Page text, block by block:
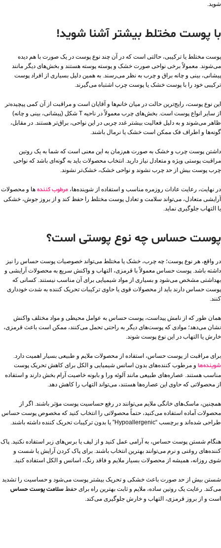
شوید.
با پوست مختلط بیشتر آشنا شوید!
پوست مختلط یا ترکیبی، حالتی است که در آن چند نوع پوست در یک صورت با هم دیده
می‌شوند. معمولاً برخی نواحی صورت خشک و پوسته‌ پوسته هستند و بخش‌های دیگر مانند
پیشانی، بینی و چانه براق و چرب به نظر می‌رسند. به همین دلیل بسیاری از افراد پوست
ترکیبی خود را با پوست خشک یا پوست چرب اشتباه می‌گیرند.
این نوع پوست، رایج‌ترین حالت در میان خانم‌ها و آقایان است و مراقبت از آن کمی پیچیده‌تر
از سایر انواع پوست است. بخش‌های چرب معمولاً در ناحیه T شکل (پیشانی، بینی و چانه)
ظاهر می‌شوند و به دلیل فعالیت بیشتر غدد چربی در این نواحی، براق‌تر هستند. در مقابل،
گونه‌ها و اطراف فک ممکن است خشک یا نرمال باشند.
داشتن پوست چرب و خشک به صورت هم‌زمان به این معنی است که شما به یک روتین
مراقبت پوستی ویژه و متعادل نیاز دارید. انتخاب محصولات باید به گونه‌ای باشد که نواحی
چرب پوست بیش از حد چرب نشوند و نواحی خشک، خشک‌تر نشوند.
در نهایت، رعایت عادات روزمره مناسب و استفاده از شوینده‌ها، مرطوب‌ کننده‌ ها و محصولات
آرایشی متعادل، می‌تواند سلامت و تعادل پوست مختلط را حفظ کند و از بروز جوش، خشکی
یا التهاب جلوگیری نماید.
پوست حساس چه نوع پوستی است؟
در واقع، هر نوع پوست؛ چه چرب، خشک یا مختلط می‌تواند خصوصیات پوست حساس را نیز
داشته باشد. پوست حساس معمولاً با قرمزی، التهاب و واکنش سریع به محصولات آرایشی و
بهداشتی مشخص می‌شود و بسیاری از مواد شیمیایی برای آن مناسب نیستند. کسانی که
پوست حساس دارند باید از محصولات قوی یا حاوی ترکیبات تحریک‌ کننده به شدت خودداری
کنند.
همان‌ طور که از نامش پیداست، پوست حساس به عوامل محیطی و مواد مختلف واکنش
نشان می‌دهد؛ موادی که پوست‌های دیگر به راحتی تحمل می‌کنند، ممکن است باعث قرمزی،
خارش یا التهاب در این نوع پوست شوند.
برای مراقبت از پوست حساس، استفاده از محصولات ملایم و طبیعی بسیار اهمیت دارد.
شوینده‌ها و مرطوب‌ کننده‌های بدون اسانس شیمیایی و الکل برای کاهش تحریک پوست
مناسب هستند. عصاره‌های طبیعی مانند آلوئه‌ ورا و بابونه خاصیت آرام‌ بخش دارند و استفاده
از محصولاتی که حاوی این عصاره‌ها هستند، می‌تواند التهاب را کاهش دهد.
همچنین، ماسک‌های خانگی ملایم می‌توانند در رفع حساسیت پوست مؤثر باشند. اگر از
محصولات آماده استفاده می‌کنید، حتماً محصولاتی را انتخاب کنید که مخصوص پوست حساس
طراحی شده‌اند و برچسب “Hypoallergenic” یا بدون ترکیبات تحریک‌ کننده داشته باشند.
هنگام شستن پوست حساس، به آرامی عمل کنید و از لیف یا برس‌های زبر استفاده نکنید. پاک‌
کننده‌های روغنی و نرم می‌توانند بهترین انتخاب باشند. برای پاک کردن آرایش یا شست‌ و‌
شوی روزانه، همیشه از محصولات بسیار ملایم و فاقد رنگ، اسانس و الکل استفاده کنید.
شستن بیش از حد صورت باعث خشکی و تحریک بیشتر پوست می‌شود و حساسیت را تشدید
می‌کند. رعایت یک روتین ساده، ملایم و ثابت بهترین راه برای حفظ سلامت پوست حساس
است و از بروز قرمزی، التهاب و خارش جلوگیری می‌کند.